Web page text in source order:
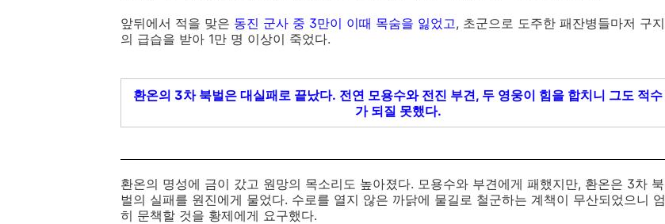
앞뒤에서 적을 맞은 동진 군사 중 3만이 이때 목숨을 잃었고, 초군으로 도주한 패잔병들마저 구지
의 급습을 받아 1만 명 이상이 죽었다.
환온의 3차 북벌은 대실패로 끝났다. 전연 모용수와 전진 부견, 두 영웅이 힘을 합치니 그도 적수
가 되질 못했다.
환온의 명성에 금이 갔고 원망의 목소리도 높아졌다. 모용수와 부견에게 패했지만, 환온은 3차 북
벌의 실패를 원진에게 물었다. 수로를 열지 않은 까닭에 물길로 철군하는 계책이 무산되었으니 엄
히 문책할 것을 황제에게 요구했다.